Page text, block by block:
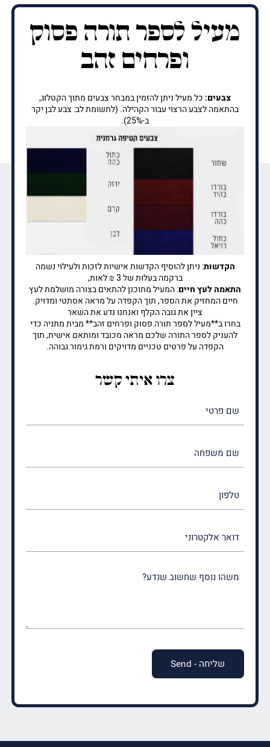
מעיל לספר תורה פסוק
ופרחים זהב
צבעים: כל מעיל ניתן להזמין במבחר צבעים מתוך הקטלוג,
בהתאמה לצבע הרצוי עבור הקהילה. (לתשומת לב: צבע לבן יקר
ב-25%).
הקדשות: ניתן להוסיף הקדשות אישיות לזכות ולעילוי נשמה
ברקמה בעלות של 3 ₪ לאות,
התאמה לעץ חיים: המעיל מתוכנן להתאים בצורה מושלמת לעץ
חיים המחזיק את הספר, תוך הקפדה על מראה אסתטי ומדויק.
ציין את גובה הקלף ואנחנו נדע את השאר
בחרו ב**מעיל לספר תורה פסוק ופרחים זהב** מבית מתניה כדי
להעניק לספר התורה שלכם מראה מכובד ומותאם אישית, תוך
הקפדה על פרטים טכניים מדויקים ורמת גימור גבוהה.
צרו איתי קשר
(חובה)
(חובה)